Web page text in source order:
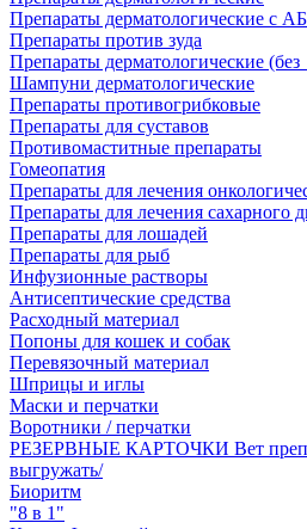
Препараты дерматологические с
Препараты против зуда
Препараты дерматологические
Шампуни дерматологические
Препараты противогрибковые
Препараты для суставов
Противомаститные препараты
Гомеопатия
Препараты для лечения
Препараты для лечения сахарного
Препараты для лошадей
Препараты для рыб
Инфузионные растворы
Антисептические средства
Расходный материал
Попоны для кошек и собак
Перевязочный материал
Шприцы и иглы
Маски и перчатки
Воротники / перчатки
РЕЗЕРВНЫЕ КАРТОЧКИ Вет
выгружать/
Биоритм
"8 в 1"